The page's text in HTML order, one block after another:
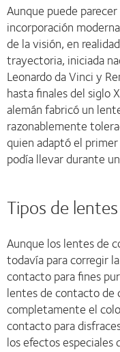
Aunque puede
incorporación
de la visión, en
trayectoria, iniciada
Leonardo da Vinci y
hasta finales del siglo
alemán fabricó un
razonablemente
quien adaptó el
podía llevar durante
Tipos de
Aunque los lentes de
todavía para corregir
contacto para fines
lentes de contacto de
completamente el
contacto para
los efectos especiales